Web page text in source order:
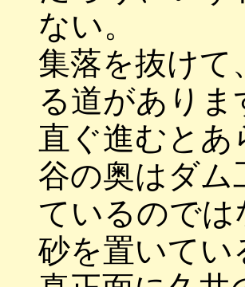
ない。
集落を抜けて
る道があり
直ぐ進むと
谷の奥はダム
ているのでは
砂を置いてい